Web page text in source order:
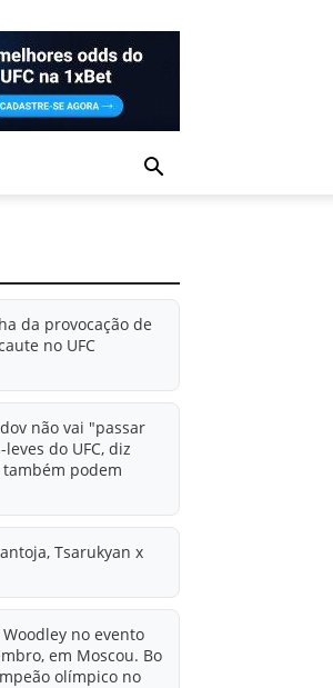
da provocação de
no UFC
não vai "passar
do UFC, diz
também podem
Tsarukyan x
no evento
em Moscou. Bo
olímpico no